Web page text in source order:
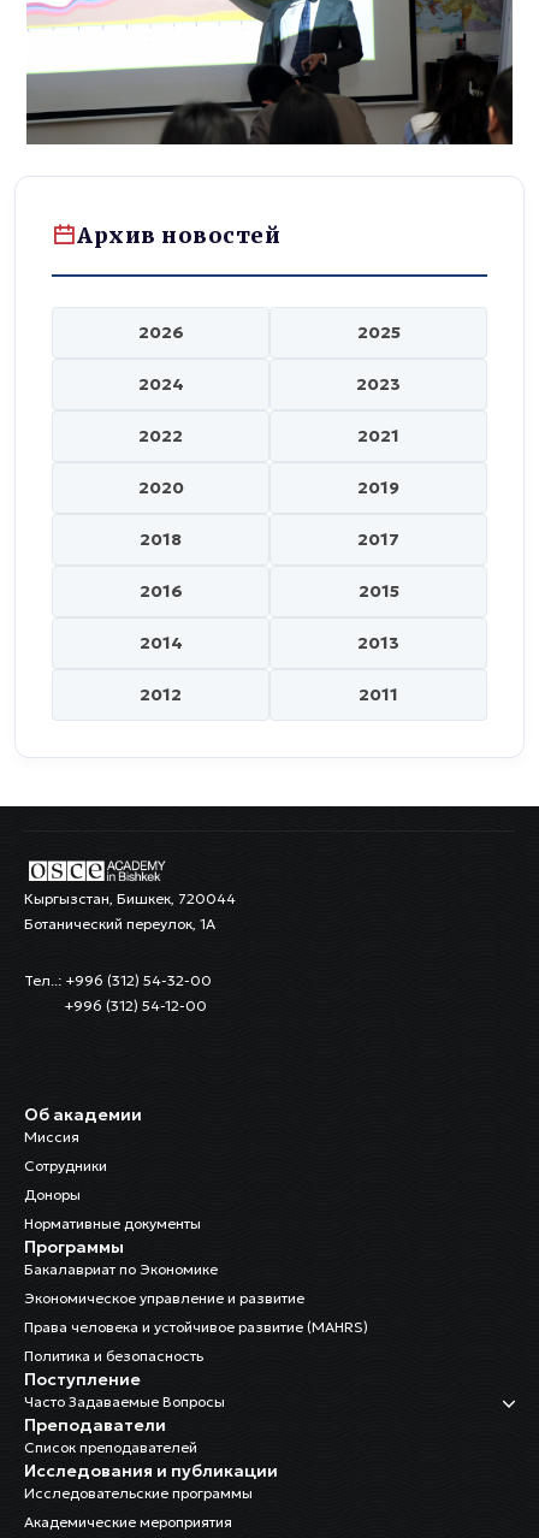
Архив новостей
2026 2025
2024 2023
2022 2021
2020 2019
2018 2017
2016 2015
2014 2013
2012 2011
Кыргызстан, Бишкек, 720044
Ботанический переулок, 1А
Тел..: +996 (312) 54-32-00
+996 (312) 54-12-00
Об академии
Миссия
Сотрудники
Доноры
Нормативные документы
Программы
Бакалавриат по Экономике
Экономическое управление и развитие
Права человека и устойчивое развитие (MAHRS)
Политика и безопасность
Поступление
Часто Задаваемые Вопросы
Преподаватели
Список преподавателей
Исследования и публикации
Исследовательские программы
Академические мероприятия